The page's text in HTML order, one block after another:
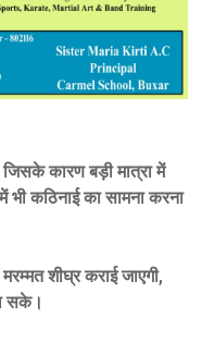
जिसके कारण बड़ी मात्रा में
भी कठिनाई का सामना करना
शीघ्र कराई जाएगी,
सके।